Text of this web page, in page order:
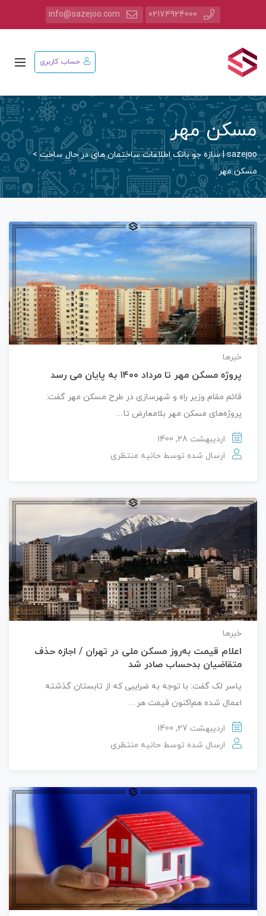
02174924000
info@sazejoo.com
حساب کاربری
مسکن مهر
sazejoo | سازه جو بانک اطلاعات ساختمان های در حال ساخت
>
مسکن مهر
خبرها
پروژه مسکن مهر تا مرداد ۱۴۰۰ به پایان می رسد
قائم مقام وزیر راه و شهرسازی در طرح مسکن مهر گفت:
پروژه‌های مسکن مهر بلامعارض تا…
اردیبهشت 28, 1400
ارسال شده توسط حانیه منتظری
خبرها
اعلام قیمت به‌روز مسکن ملی در تهران / اجازه حذف
متقاضیان بدحساب صادر شد
یاسر لک گفت: با توجه به ضرایبی که از تابستان گذشته
اعمال شده هم‌اکنون قیمت هر…
اردیبهشت 27, 1400
ارسال شده توسط حانیه منتظری